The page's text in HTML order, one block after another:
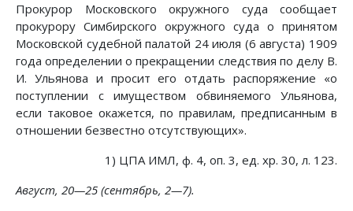
Прокурор Московского окружного суда сообщает
прокурору Симбирского окружного суда о принятом
Московской судебной палатой 24 июля (6 августа) 1909
года определении о прекращении следствия по делу В.
И. Ульянова и просит его отдать распоряжение «о
поступлении с имуществом обвиняемого Ульянова,
если таковое окажется, по правилам, предписанным в
отношении безвестно отсутствующих».
1) ЦПА ИМЛ, ф. 4, оп. 3, ед. хр. 30, л. 123.
Август, 20—25 (сентябрь, 2—7).